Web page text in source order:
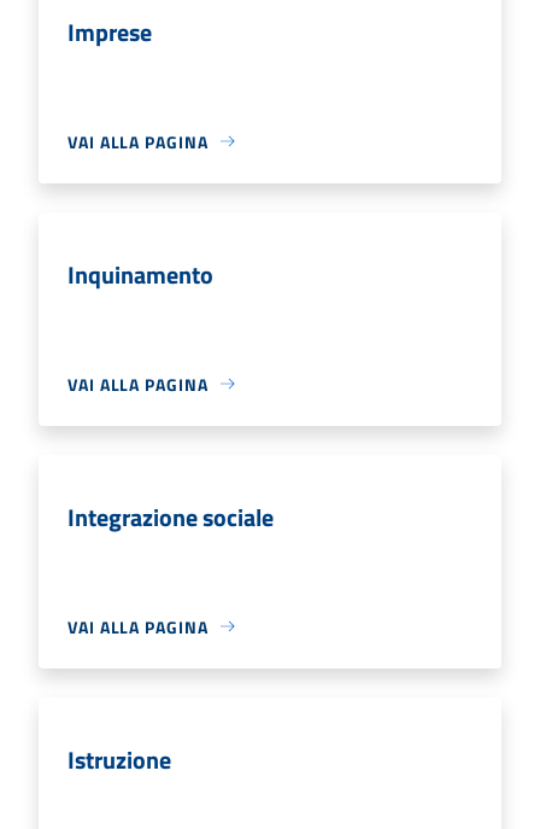
Imprese
VAI ALLA PAGINA
Inquinamento
VAI ALLA PAGINA
Integrazione sociale
VAI ALLA PAGINA
Istruzione